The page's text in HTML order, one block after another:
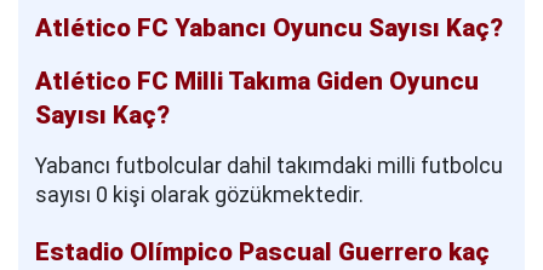
Atlético FC Yabancı Oyuncu Sayısı Kaç?
Atlético FC Milli Takıma Giden Oyuncu
Sayısı Kaç?
Yabancı futbolcular dahil takımdaki milli futbolcu
sayısı 0 kişi olarak gözükmektedir.
Estadio Olímpico Pascual Guerrero kaç